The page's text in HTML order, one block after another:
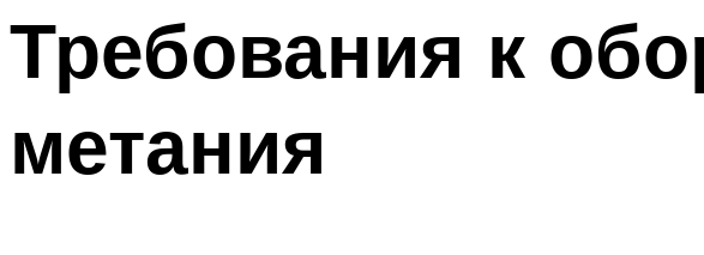
Требования к
метания